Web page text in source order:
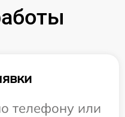
телефону или